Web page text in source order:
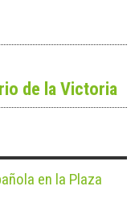
de la Victoria
en la Plaza